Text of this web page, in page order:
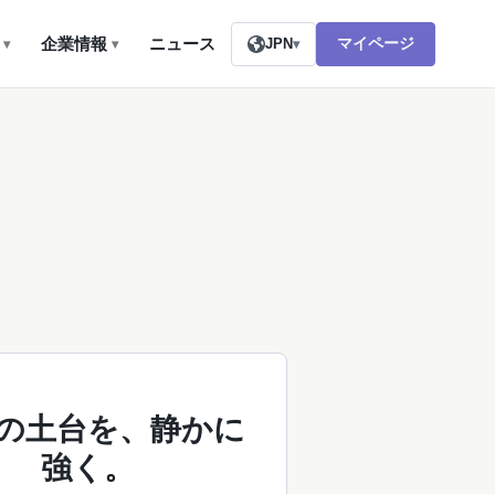
▾ 企業情報 ▾ ニュース JPN▾ マイページ
土台を、静かに
強く。